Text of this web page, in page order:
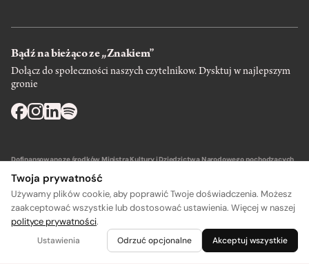
Bądź na bieżąco ze „Znakiem”
Dołącz do społeczności naszych czytelnikow. Dysktuj w najlepszym
gronie
Dofinansowano ze środków Ministra Kultury i Dziedzictwa Narodowego pochodzących
Wydawca: SIW Znak w Krakowie
Twoja prywatność
Używamy plików cookie, aby poprawić Twoje doświadczenia. Możesz
zaakceptować wszystkie lub dostosować ustawienia. Więcej w naszej
polityce prywatności.
Ustawienia Odrzuć opcjonalne Akceptuj wszystkie